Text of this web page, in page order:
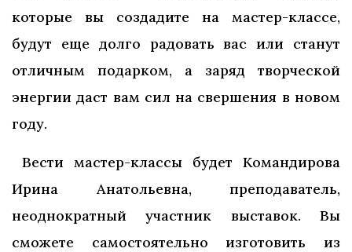
которые вы создадите на мастер-классе,
будут еще долго радовать вас или станут
отличным подарком, а заряд творческой
энергии даст вам сил на свершения в новом
году.
Вести мастер-классы будет Командирова
Ирина Анатольевна, преподаватель,
неоднократный участник выставок. Вы
сможете самостоятельно изготовить из